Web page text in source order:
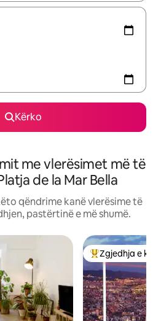
Kërko
me vlerësimet më të
de la Mar Bella
qëndrime kanë vlerësime të
pastërtinë e më shumë.
Më të mirat e
Zgjedhja e